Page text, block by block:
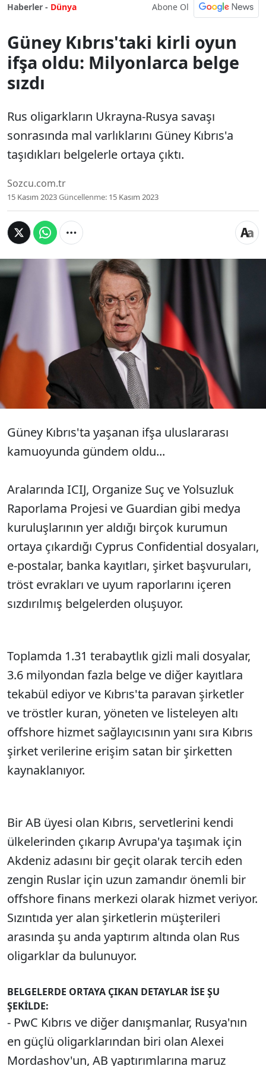
Haberler - Dünya Abone Ol
Güney Kıbrıs'taki kirli oyun
ifşa oldu: Milyonlarca belge
sızdı
Rus oligarkların Ukrayna-Rusya savaşı
sonrasında mal varlıklarını Güney Kıbrıs'a
taşıdıkları belgelerle ortaya çıktı.
Sozcu.com.tr
15 Kasım 2023Güncellenme: 15 Kasım 2023
Rus oligarkların Ukrayna-Rusya savaşı
sonrasında mal varlıklarını Güney
Kıbrıs'a taşıdıkları belgelerle ortaya
çıktı.
Güney Kıbrıs'ta yaşanan ifşa uluslararası
kamuoyunda gündem oldu...
Aralarında ICIJ, Organize Suç ve Yolsuzluk
Raporlama Projesi ve Guardian gibi medya
kuruluşlarının yer aldığı birçok kurumun
ortaya çıkardığı Cyprus Confidential dosyaları,
e-postalar, banka kayıtları, şirket başvuruları,
tröst evrakları ve uyum raporlarını içeren
sızdırılmış belgelerden oluşuyor.
Toplamda 1.31 terabaytlık gizli mali dosyalar,
3.6 milyondan fazla belge ve diğer kayıtlara
tekabül ediyor ve Kıbrıs'ta paravan şirketler
ve tröstler kuran, yöneten ve listeleyen altı
offshore hizmet sağlayıcısının yanı sıra Kıbrıs
şirket verilerine erişim satan bir şirketten
kaynaklanıyor.
Bir AB üyesi olan Kıbrıs, servetlerini kendi
ülkelerinden çıkarıp Avrupa'ya taşımak için
Akdeniz adasını bir geçit olarak tercih eden
zengin Ruslar için uzun zamandır önemli bir
offshore finans merkezi olarak hizmet veriyor.
Sızıntıda yer alan şirketlerin müşterileri
arasında şu anda yaptırım altında olan Rus
oligarklar da bulunuyor.
BELGELERDE ORTAYA ÇIKAN DETAYLAR İSE ŞU
ŞEKİLDE:
- PwC Kıbrıs ve diğer danışmanlar, Rusya'nın
en güçlü oligarklarından biri olan Alexei
Mordashov'un, AB yaptırımlarına maruz